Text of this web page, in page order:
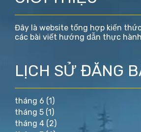
Đây là website tổng hợp kiến
các bài viết hướng dẫn thực
LỊCH SỬ ĐĂNG
tháng 6 (1)
tháng 5 (1)
tháng 4 (2)